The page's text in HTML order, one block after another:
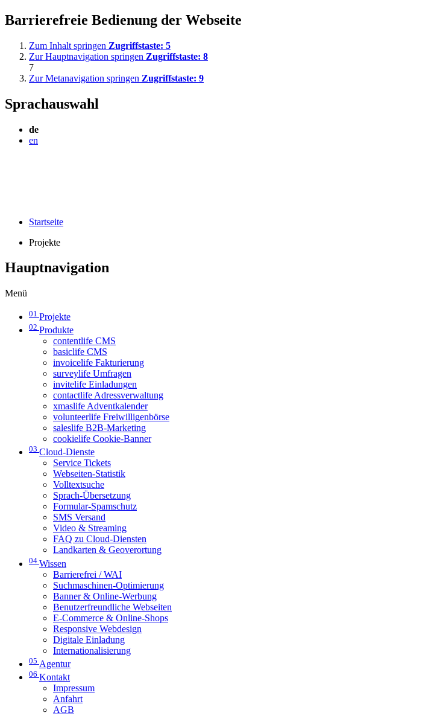
Barrierefreie Bedienung der Webseite
Zum Inhalt springen Zugriffstaste: 5
Zur Hauptnavigation springen Zugriffstaste: 8
7
Zur Metanavigation springen Zugriffstaste: 9
Sprachauswahl
de
en
Startseite
Projekte
Hauptnavigation
Menü
01 Projekte
02 Produkte
contentlife CMS
basiclife CMS
invoicelife Fakturierung
surveylife Umfragen
invitelife Einladungen
contactlife Adressverwaltung
xmaslife Adventkalender
volunteerlife Freiwilligenbörse
saleslife B2B-Marketing
cookielife Cookie-Banner
03 Cloud-Dienste
Service Tickets
Webseiten-Statistik
Volltextsuche
Sprach-Übersetzung
Formular-Spamschutz
SMS Versand
Video & Streaming
FAQ zu Cloud-Diensten
Landkarten & Geoverortung
04 Wissen
Barrierefrei / WAI
Suchmaschinen-Optimierung
Banner & Online-Werbung
Benutzerfreundliche Webseiten
E-Commerce & Online-Shops
Responsive Webdesign
Digitale Einladung
Internationalisierung
05 Agentur
06 Kontakt
Impressum
Anfahrt
AGB